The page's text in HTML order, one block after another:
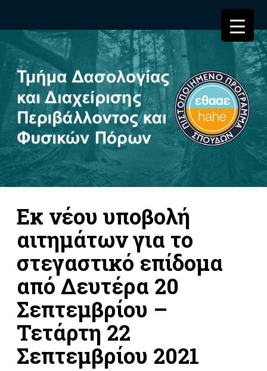
Εκ νέου υποβολή
αιτημάτων για το
στεγαστικό επίδομα
από Δευτέρα 20
Σεπτεμβρίου –
Τετάρτη 22
Σεπτεμβρίου 2021